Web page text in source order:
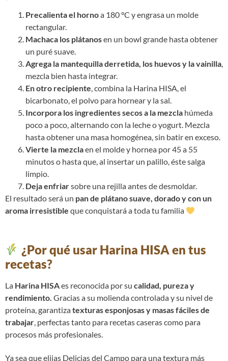
Precalienta el hornoa 180 °C y engrasa un molde
rectangular.
Machaca los plátanosen un bowl grande hasta obtener
un puré suave.
Agrega la mantequilla derretida, los huevos y la vainilla,
mezcla bien hasta integrar.
En otro recipiente, combina la Harina HISA, el
bicarbonato, el polvo para hornear y la sal.
Incorpora los ingredientes secos a la mezcla húmeda
poco a poco, alternando con la leche o yogurt. Mezcla
hasta obtener una masa homogénea, sin batir en exceso.
Vierte la mezclaen el molde y hornea por 45 a 55
minutos o hasta que, al insertar un palillo, éste salga
limpio.
Deja enfriarsobre una rejilla antes de desmoldar.
El resultado será un pan de plátano suave, dorado y con un
aroma irresistible que conquistará a toda tu familia
¿Por qué usar Harina HISA en tus
recetas?
La Harina HISAes reconocida por su calidad, pureza y
rendimiento. Gracias a su molienda controlada y su nivel de
proteína, garantizatexturas esponjosas y masas fáciles de
trabajar , perfectas tanto para recetas caseras como para
procesos más profesionales.
Ya sea que elijas Delicias del Campo para una textura más